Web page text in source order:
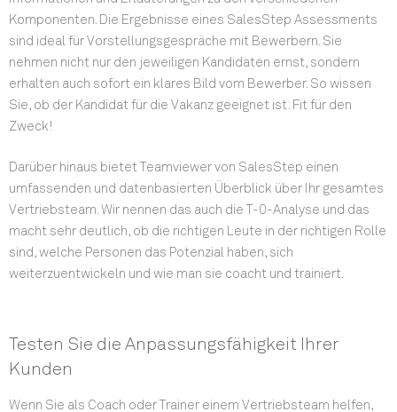
Komponenten. Die Ergebnisse eines SalesStep Assessments
sind ideal für Vorstellungsgespräche mit Bewerbern. Sie
nehmen nicht nur den jeweiligen Kandidaten ernst, sondern
erhalten auch sofort ein klares Bild vom Bewerber. So wissen
Sie, ob der Kandidat für die Vakanz geeignet ist: Fit für den
Zweck!
Darüber hinaus bietet Teamviewer von SalesStep einen
umfassenden und datenbasierten Überblick über Ihr gesamtes
Vertriebsteam. Wir nennen das auch die T-0-Analyse und das
macht sehr deutlich, ob die richtigen Leute in der richtigen Rolle
sind, welche Personen das Potenzial haben, sich
weiterzuentwickeln und wie man sie coacht und trainiert.
Testen Sie die Anpassungsfähigkeit Ihrer
Kunden
Wenn Sie als Coach oder Trainer einem Vertriebsteam helfen,